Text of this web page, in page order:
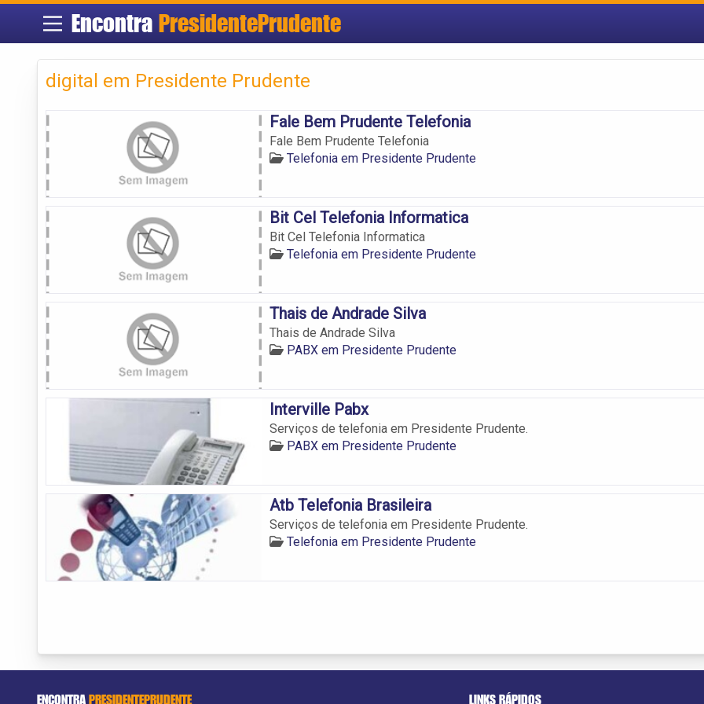
Encontra PresidentePrudente
digital em Presidente Prudente
Fale Bem Prudente Telefonia
Fale Bem Prudente Telefonia
Telefonia em Presidente Prudente
Bit Cel Telefonia Informatica
Bit Cel Telefonia Informatica
Telefonia em Presidente Prudente
Thais de Andrade Silva
Thais de Andrade Silva
PABX em Presidente Prudente
Interville Pabx
Serviços de telefonia em Presidente Prudente.
PABX em Presidente Prudente
Atb Telefonia Brasileira
Serviços de telefonia em Presidente Prudente.
Telefonia em Presidente Prudente
ENCONTRAPRESIDENTEPRUDENTE LINKS RÁPIDOS